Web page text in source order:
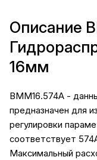
Описание
16мм
ВММ16.574А -
предназначен для
регулировки
соответствует
Максимальный